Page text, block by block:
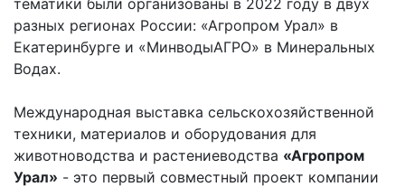
разных регионах России: «Агропром Урал» в
Екатеринбурге и «МинводыАГРО» в Минеральных
Водах.
Международная выставка сельскохозяйственной
техники, материалов и оборудования для
животноводства и растениеводства «Агропром
Урал» - это первый совместный проект компании